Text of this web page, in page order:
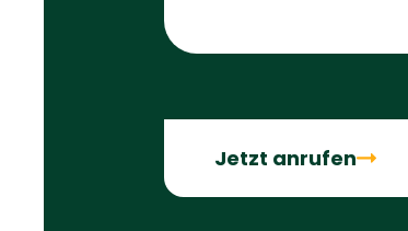
Jetzt anrufen